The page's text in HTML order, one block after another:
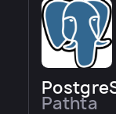
Pathta